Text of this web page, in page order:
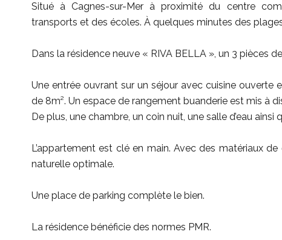
Situé à Cagnes-sur-Mer à proximité du centre
transports et des écoles. À quelques minutes des
Dans la résidence neuve « RIVA BELLA », un 3 pièces
Une entrée ouvrant sur un séjour avec cuisine ouverte
de 8m². Un espace de rangement buanderie est mis à
De plus, une chambre, un coin nuit, une salle d’eau ainsi
L’appartement est clé en main. Avec des matériaux
naturelle optimale.
Une place de parking complète le bien.
La résidence bénéficie des normes PMR.